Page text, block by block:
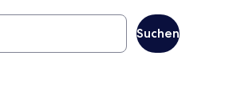
Suchen